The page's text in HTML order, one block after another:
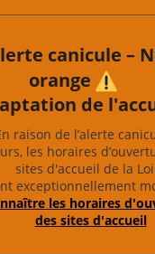
canicule –
orange
de
raison de l’alerte
les horaires
sites d'accueil de la
exceptionnellement
les horaires
des sites d'accueil